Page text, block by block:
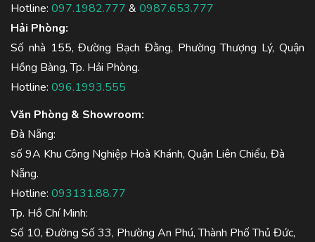
Hotline: 097.1982.777 & 0987.653.777
Hải Phòng:
Số nhà 155, Đường Bạch Đằng, Phường Thượng Lý, Quận
Hồng Bàng, Tp. Hải Phòng.
Hotline: 096.1993.555
Văn Phòng & Showroom:
Đà Nẵng:
số 9A Khu Công Nghiệp Hoà Khánh, Quận Liên Chiểu, Đà
Nẵng.
Hotline: 093131.88.77
Tp. Hồ Chí Minh:
Số 10, Đường Số 33, Phường An Phú, Thành Phố Thủ Đức,